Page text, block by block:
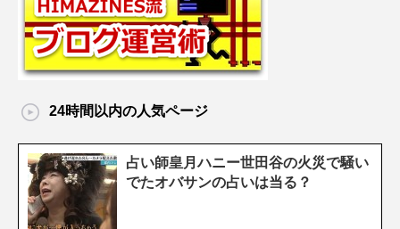
24時間以内の人気ページ
占い師皇月ハニー世田谷の火災で騒い
でたオバサンの占いは当る？